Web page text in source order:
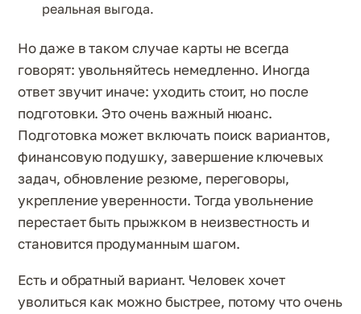
реальная выгода.
Но даже в таком случае карты не всегда
говорят: увольняйтесь немедленно. Иногда
ответ звучит иначе: уходить стоит, но после
подготовки. Это очень важный нюанс.
Подготовка может включать поиск вариантов,
финансовую подушку, завершение ключевых
задач, обновление резюме, переговоры,
укрепление уверенности. Тогда увольнение
перестает быть прыжком в неизвестность и
становится продуманным шагом.
Есть и обратный вариант. Человек хочет
уволиться как можно быстрее, потому что очень